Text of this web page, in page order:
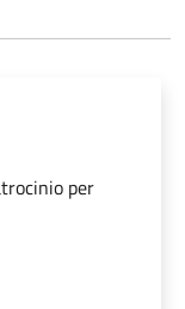
per